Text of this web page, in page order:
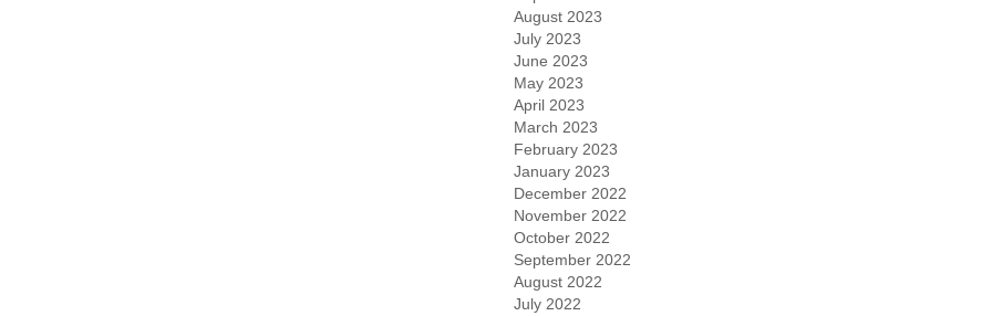
August 2023
July 2023
June 2023
May 2023
April 2023
March 2023
February 2023
January 2023
December 2022
November 2022
October 2022
September 2022
August 2022
July 2022